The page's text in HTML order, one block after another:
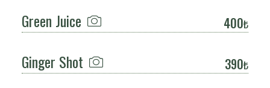
Green Juice 400
Ginger Shot 390